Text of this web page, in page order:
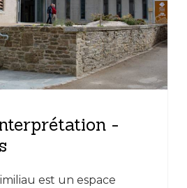
-
est un espace